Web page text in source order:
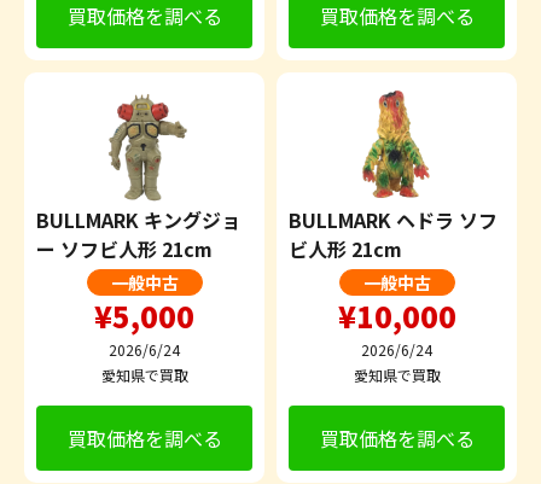
買取価格を調べる 買取価格を調べる
BULLMARK キングジョ
ー ソフビ人形 21cm
一般中古
¥5,000
2026/6/24
愛知県で買取
買取価格を調べる
BULLMARK ヘドラ ソフ
ビ人形 21cm
一般中古
¥10,000
2026/6/24
愛知県で買取
買取価格を調べる